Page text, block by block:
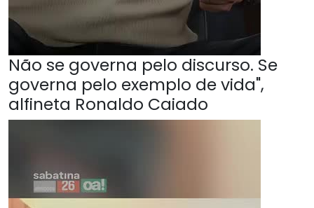
Não se governa pelo discurso. Se
governa pelo exemplo de vida",
alfineta Ronaldo Caiado